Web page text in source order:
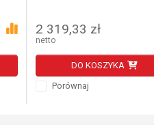
2 319,33 zł
netto
DO KOSZYKA
Porównaj